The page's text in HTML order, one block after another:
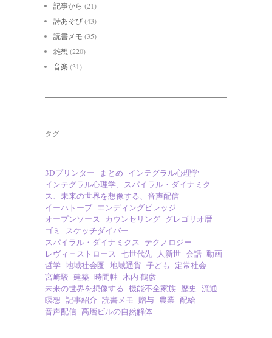
記事から (21)
詩あそび(43)
読書メモ (35)
雑想 (220)
音楽 (31)
タグ
3Dプリンター まとめ インテグラル心理学
インテグラル心理学、スパイラル・ダイナミク
ス、未来の世界を想像する、音声配信
イーハトーブ エンディングビレッジ
オープンソース
カウンセリング グレゴリオ暦
ゴミ
スケッチダイバー
スパイラル・ダイナミクス
テクノロジー
レヴィ＝ストロース 七世代先 人新世 会話 動画
哲学 地域社会圏 地域通貨 子ども
定常社会
宮崎駿 建築 時間軸 木内 鶴彦
未来の世界を想像する 機能不全家族 歴史 流通
瞑想 記事紹介 読書メモ 贈与 農業 配給
音声配信 高層ビルの自然解体